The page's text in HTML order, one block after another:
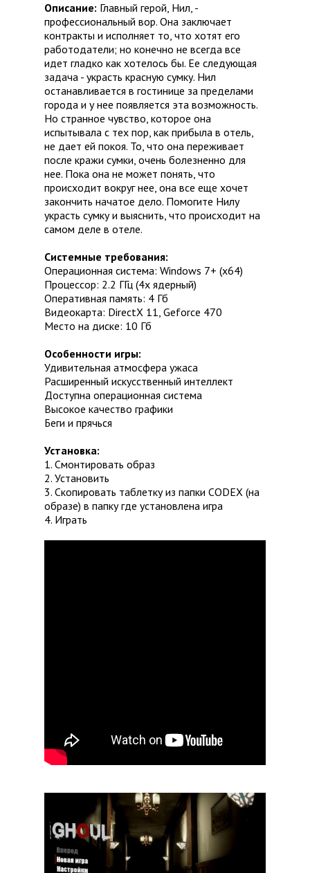
Описание: Главный герой, Нил, -
профессиональный вор. Она заключает
контракты и исполняет то, что хотят его
работодатели; но конечно не всегда все
идет гладко как хотелось бы. Ее следующая
задача - украсть красную сумку. Нил
останавливается в гостинице за пределами
города и у нее появляется эта возможность.
Но странное чувство, которое она
испытывала с тех пор, как прибыла в отель,
не дает ей покоя. То, что она переживает
после кражи сумки, очень болезненно для
нее. Пока она не может понять, что
происходит вокруг нее, она все еще хочет
закончить начатое дело. Помогите Нилу
украсть сумку и выяснить, что происходит на
самом деле в отеле.
Системные требования:
Операционная система: Windows 7+ (x64)
Процессор: 2.2 ГГц (4х ядерный)
Оперативная память: 4 Гб
Видеокарта: DirectX 11, Geforce 470
Место на диске: 10 Гб
Особенности игры:
Удивительная атмосфера ужаса
Расширенный искусственный интеллект
Доступна операционная система
Высокое качество графики
Беги и прячься
Установка:
1. Смонтировать образ
2. Установить
3. Скопировать таблетку из папки CODEX (на
образе) в папку где установлена игра
4. Играть